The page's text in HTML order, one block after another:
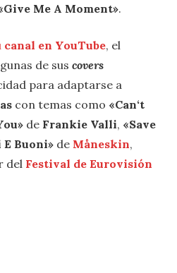
Me A Moment».
canal en YouTube, el
de sus covers
para adaptarse a
con temas como «Can‘t
de Frankie Valli, «Save
Buoni» de Måneskin,
del Festival de Eurovisión